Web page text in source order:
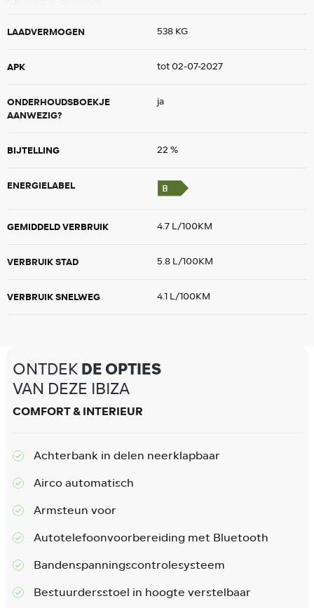
LAADVERMOGEN 538 KG
APK tot 02-07-2027
ONDERHOUDSBOEKJE
AANWEZIG?
ja
BIJTELLING 22 %
ENERGIELABEL
GEMIDDELD VERBRUIK 4.7 L/100KM
VERBRUIK STAD 5.8 L/100KM
VERBRUIK SNELWEG 4.1 L/100KM
ONTDEK DE OPTIES
VAN DEZE IBIZA
COMFORT & INTERIEUR
Achterbank in delen neerklapbaar
Airco automatisch
Armsteun voor
Autotelefoonvoorbereiding met Bluetooth
Bandenspanningscontrolesysteem
Bestuurdersstoel in hoogte verstelbaar